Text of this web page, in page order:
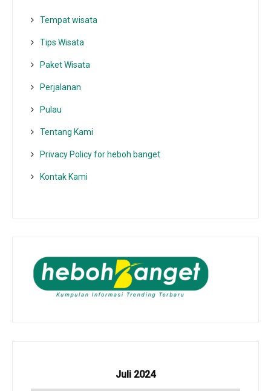
Tempat wisata‎
Tips Wisata
Paket Wisata
Perjalanan
Pulau
Tentang Kami
Privacy Policy for heboh banget
Kontak Kami
Juli 2024